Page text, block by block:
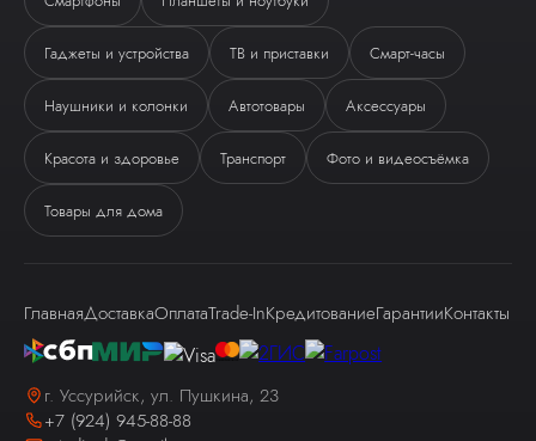
Гаджеты и устройства ТВ и приставки Смарт-часы
Наушники и колонки Автотовары Аксессуары
Красота и здоровье Транспорт Фото и видеосъёмка
Товары для дома
ГлавнаяДоставкаОплатаTrade-InКредитованиеГарантииКонтакты
г. Уссурийск, ул. Пушкина, 23
+7 (924) 945-88-88
Ева
виртуальный помощник
Здравствуйте! Я — виртуальный
помощник Ева.